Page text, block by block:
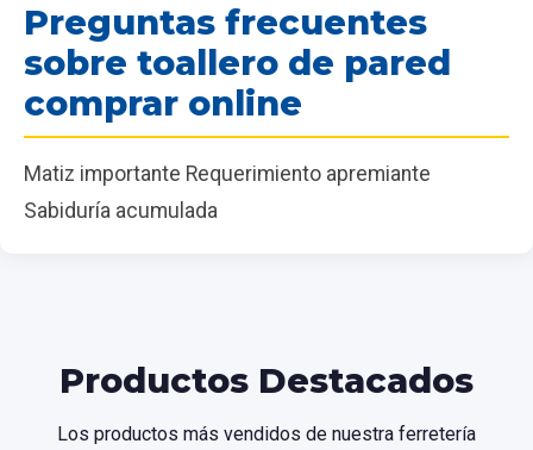
Preguntas frecuentes
sobre toallero de pared
comprar online
Matiz importante Requerimiento apremiante
Sabiduría acumulada
Productos Destacados
Los productos más vendidos de nuestra ferretería